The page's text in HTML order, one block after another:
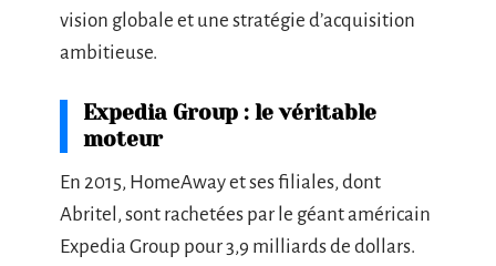
vision globale et une stratégie d’acquisition
ambitieuse.
Expedia Group : le véritable
moteur
En 2015, HomeAway et ses filiales, dont
Abritel, sont rachetées par le géant américain
Expedia Group pour 3,9 milliards de dollars.